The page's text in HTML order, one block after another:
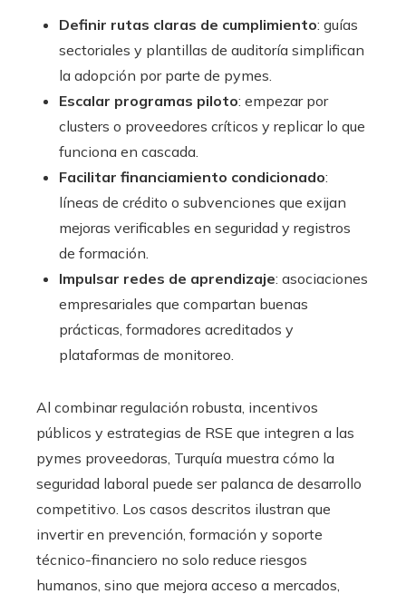
Definir rutas claras de cumplimiento: guías
sectoriales y plantillas de auditoría simplifican
la adopción por parte de pymes.
Escalar programas piloto: empezar por
clusters o proveedores críticos y replicar lo que
funciona en cascada.
Facilitar financiamiento condicionado:
líneas de crédito o subvenciones que exijan
mejoras verificables en seguridad y registros
de formación.
Impulsar redes de aprendizaje: asociaciones
empresariales que compartan buenas
prácticas, formadores acreditados y
plataformas de monitoreo.
Al combinar regulación robusta, incentivos
públicos y estrategias de RSE que integren a las
pymes proveedoras, Turquía muestra cómo la
seguridad laboral puede ser palanca de desarrollo
competitivo. Los casos descritos ilustran que
invertir en prevención, formación y soporte
técnico-financiero no solo reduce riesgos
humanos, sino que mejora acceso a mercados,